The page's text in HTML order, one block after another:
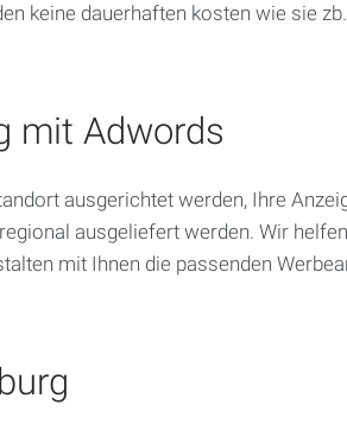
keine dauerhaften kosten wie sie
mit Adwords
ausgerichtet werden, Ihre
ausgeliefert werden. Wir
mit Ihnen die passenden